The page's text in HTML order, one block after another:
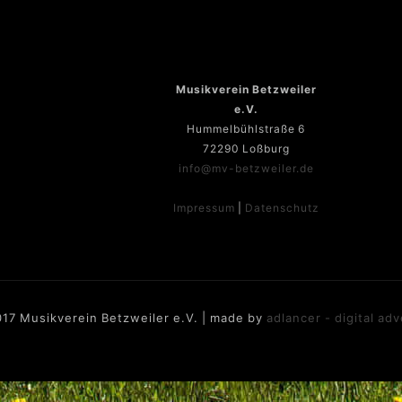
Musikverein Betzweiler
e.V.
Hummelbühlstraße 6
72290 Loßburg
info@mv-betzweiler.de
Impressum Datenschutz
Musikverein Betzweiler e.V. | made by adlancer - digital